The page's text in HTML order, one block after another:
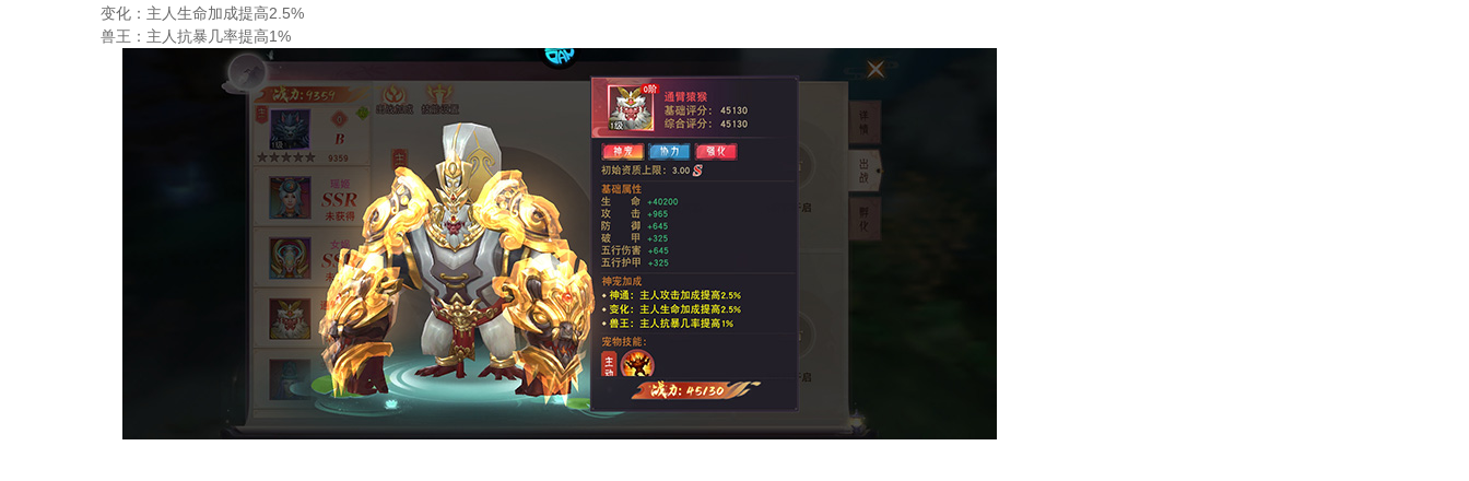
变化：主人生命加成提高2.5%
兽王：主人抗暴几率提高1%